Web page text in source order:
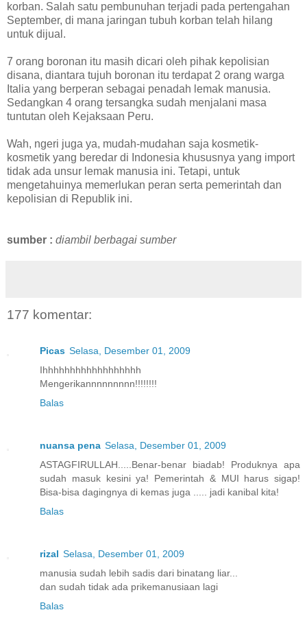
korban. Salah satu pembunuhan terjadi pada pertengahan
September, di mana jaringan tubuh korban telah hilang
untuk dijual.
7 orang boronan itu masih dicari oleh pihak kepolisian
disana, diantara tujuh boronan itu terdapat 2 orang warga
Italia yang berperan sebagai penadah lemak manusia.
Sedangkan 4 orang tersangka sudah menjalani masa
tuntutan oleh Kejaksaan Peru.
Wah, ngeri juga ya, mudah-mudahan saja kosmetik-
kosmetik yang beredar di Indonesia khususnya yang import
tidak ada unsur lemak manusia ini. Tetapi, untuk
mengetahuinya memerlukan peran serta pemerintah dan
kepolisian di Republik ini.
sumber : diambil berbagai sumber
177 komentar:
Picas Selasa, Desember 01, 2009
Ihhhhhhhhhhhhhhhhhh
Mengerikannnnnnnnn!!!!!!!!
Balas
nuansa pena Selasa, Desember 01, 2009
ASTAGFIRULLAH.....Benar-benar biadab! Produknya apa
sudah masuk kesini ya! Pemerintah & MUI harus sigap!
Bisa-bisa dagingnya di kemas juga ..... jadi kanibal kita!
Balas
rizal Selasa, Desember 01, 2009
manusia sudah lebih sadis dari binatang liar...
dan sudah tidak ada prikemanusiaan lagi
Balas